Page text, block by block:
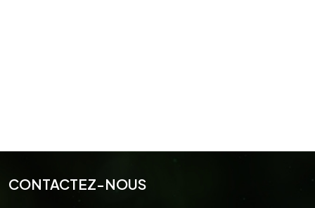
CONTACTEZ-NOUS